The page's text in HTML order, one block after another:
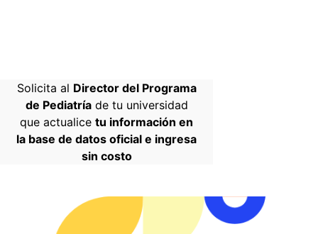
Solicita al Director del Programa
de Pediatríade tu universidad
que actualice tu información en
la base de datos oficial e ingresa
sin costo